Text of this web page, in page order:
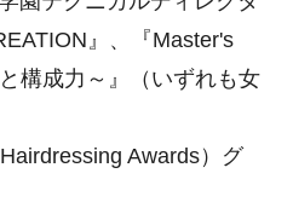
』、『Master's
構成力～』（いずれも女
Awards）グ